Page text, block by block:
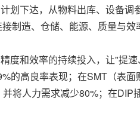
划下达，从物料出库、设备
制造、仓储、能源、质量与
度和效率的持续投入，让"提
的高良率表现；在SMT（表
将人力需求减少80%；在